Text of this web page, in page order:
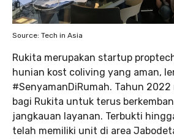
Source: Tech in Asia
Rukita merupakan startup
hunian kost coliving yang aman,
#SenyamanDiRumah. Tahun
bagi Rukita untuk terus
jangkauan layanan. Terbukti
telah memiliki unit di area